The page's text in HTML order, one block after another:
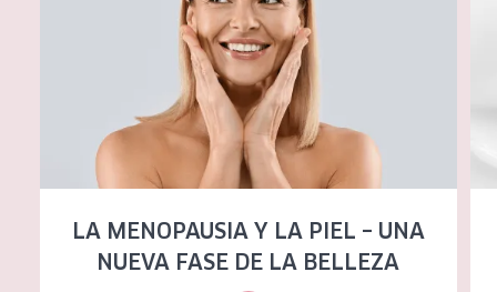
LA MENOPAUSIA Y LA PIEL – UNA
NUEVA FASE DE LA BELLEZA